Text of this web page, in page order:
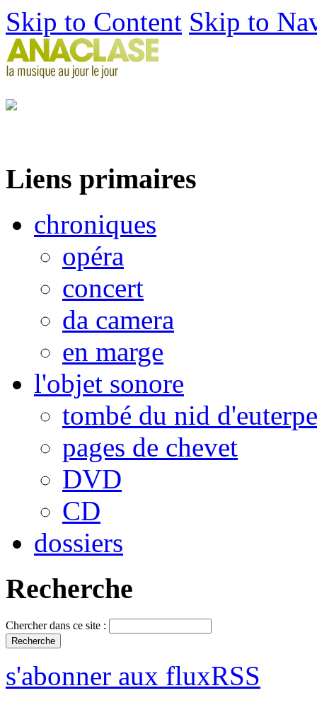
Skip to Content Skip to
Liens primaires
chroniques
opéra
concert
da camera
en marge
l'objet sonore
tombé du nid d'euterpe
pages de chevet
DVD
CD
dossiers
Recherche
Chercher dans ce site :
s'abonner aux fluxRSS